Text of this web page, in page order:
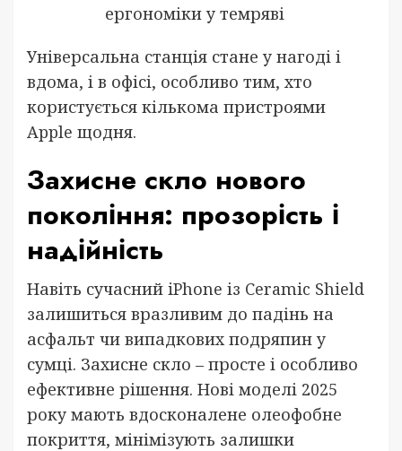
ергономіки у темряві
Універсальна станція стане у нагоді і
вдома, і в офісі, особливо тим, хто
користується кількома пристроями
Apple щодня.
Захисне скло нового
покоління: прозорість і
надійність
Навіть сучасний iPhone із Ceramic Shield
залишиться вразливим до падінь на
асфальт чи випадкових подряпин у
сумці. Захисне скло – просте і особливо
ефективне рішення. Нові моделі 2025
року мають вдосконалене олеофобне
покриття, мінімізують залишки